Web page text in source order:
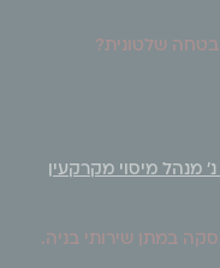
שלטונית?
מנהל מיסוי מקרקעין
במתן שירותי בניה.